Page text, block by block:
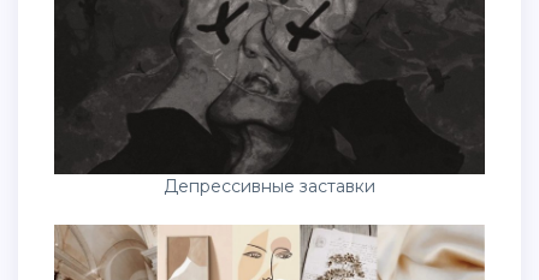
Депрессивные заставки